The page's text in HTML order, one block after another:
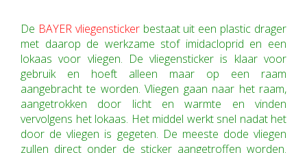
De BAYER vliegenstickerbestaat uit een plastic drager
met daarop de werkzame stof imidacloprid en een
lokaas voor vliegen. De vliegensticker is klaar voor
gebruik en hoeft alleen maar op een raam
aangebracht te worden. Vliegen gaan naar het raam,
aangetrokken door licht en warmte en vinden
vervolgens het lokaas. Het middel werkt snel nadat het
door de vliegen is gegeten. De meeste dode vliegen
zullen direct onder de sticker aangetroffen worden.